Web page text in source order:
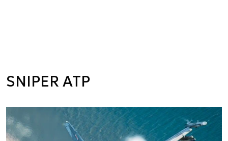
SNIPER ATP